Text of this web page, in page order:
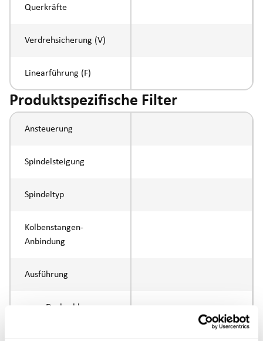
Querkräfte
Verdrehsicherung (V)
Linearführung (F)
Produktspezifische Filter
Ansteuerung
Spindelsteigung
Spindeltyp
Kolbenstangen-
Anbindung
Ausführung
max. Drehzahl